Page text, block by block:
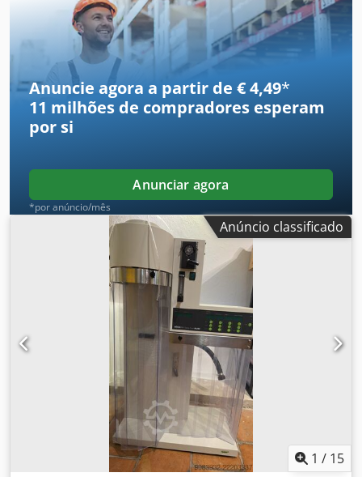
reduzida, em bom estado de funcionamento. Ano de
fabrico: 2013. Horas de utilização: 1.915. Velocidade
máxima: 15 km/h. Djdpfsy R Ai Aex Ai Howa
Anuncie agora a partir de € 4,49*
11 milhões de compradores esperam
por si
Anunciar agora
*por anúncio/mês
Anúncio classificado
1 / 15